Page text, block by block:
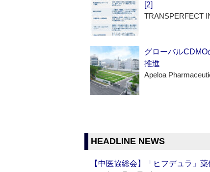
[2]
TRANSPERFECT
グローバル
推進
Apeloa
HEADLINE NEWS
【中医協総会】「ヒフデュラ」